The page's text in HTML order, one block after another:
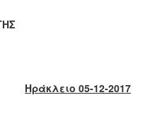
Ηράκλειο 05-12-2017